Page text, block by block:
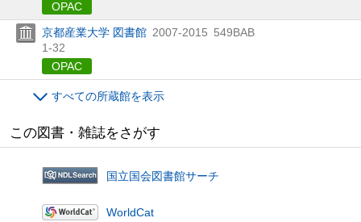
OPAC
京都産業大学 図書館 2007-2015 549BAB
1-32
OPAC
すべての所蔵館を表示
この図書・雑誌をさがす
国立国会図書館サーチ
WorldCat